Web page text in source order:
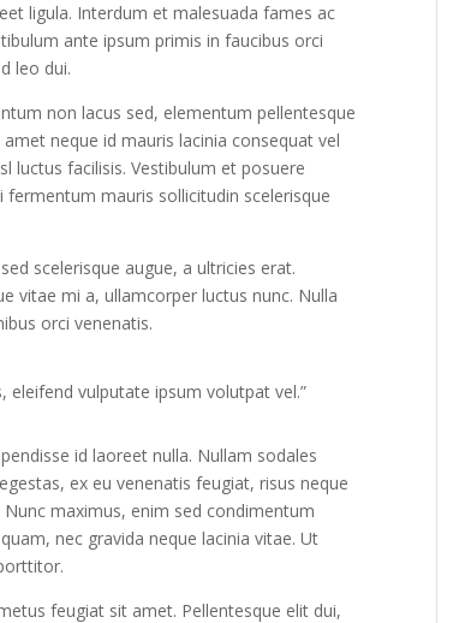
ligula. Interdum et malesuada fames ac
ante ipsum primis in faucibus orci
leo dui.
non lacus sed, elementum pellentesque
neque id mauris lacinia consequat vel
luctus facilisis. Vestibulum et posuere
mauris sollicitudin scelerisque
scelerisque augue, a ultricies erat.
vitae mi a, ullamcorper luctus nunc. Nulla
orci venenatis.
vulputate ipsum volutpat vel.”
id laoreet nulla. Nullam sodales
ex eu venenatis feugiat, risus neque
maximus, enim sed condimentum
nec gravida neque lacinia vitae. Ut
feugiat sit amet. Pellentesque elit dui,